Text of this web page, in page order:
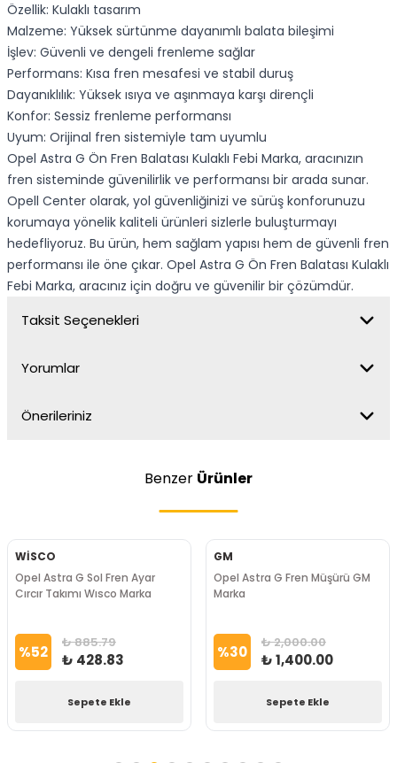
Özellik: Kulaklı tasarım
Malzeme: Yüksek sürtünme dayanımlı balata bileşimi
İşlev: Güvenli ve dengeli frenleme sağlar
Performans: Kısa fren mesafesi ve stabil duruş
Dayanıklılık: Yüksek ısıya ve aşınmaya karşı dirençli
Konfor: Sessiz frenleme performansı
Uyum: Orijinal fren sistemiyle tam uyumlu
Opel Astra G Ön Fren Balatası Kulaklı Febi Marka, aracınızın
fren sisteminde güvenilirlik ve performansı bir arada sunar.
Opell Center olarak, yol güvenliğinizi ve sürüş konforunuzu
korumaya yönelik kaliteli ürünleri sizlerle buluşturmayı
hedefliyoruz. Bu ürün, hem sağlam yapısı hem de güvenli fren
performansı ile öne çıkar. Opel Astra G Ön Fren Balatası Kulaklı
Febi Marka, aracınız için doğru ve güvenilir bir çözümdür.
Taksit Seçenekleri
Yorumlar
Önerileriniz
Benzer Ürünler
WİSCO
Opel Astra G Sol Fren Ayar
Cırcır Takımı Wısco Marka
%52 ₺ 885.79
₺ 428.83
Sepete Ekle
GM
Opel Astra G Fren Müşürü GM
Marka
%30 ₺ 2,000.00
₺ 1,400.00
Sepete Ekle